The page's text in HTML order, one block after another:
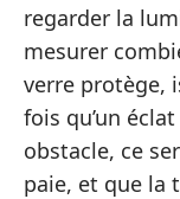
regarder la
mesurer
verre protège,
fois qu’un
obstacle, ce
paie, et que la